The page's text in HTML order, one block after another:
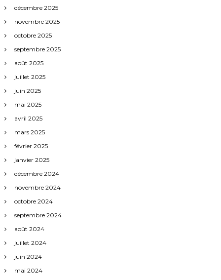
décembre 2025
novembre 2025
octobre 2025
septembre 2025
août 2025
juillet 2025
juin 2025
mai 2025
avril 2025
mars 2025
février 2025
janvier 2025
décembre 2024
novembre 2024
octobre 2024
septembre 2024
août 2024
juillet 2024
juin 2024
mai 2024